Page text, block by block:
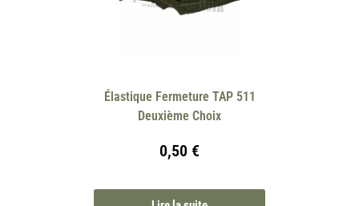
Élastique Fermeture TAP 511
Deuxième Choix
0,50 €